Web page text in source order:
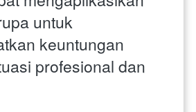
untuk
keuntungan
profesional dan